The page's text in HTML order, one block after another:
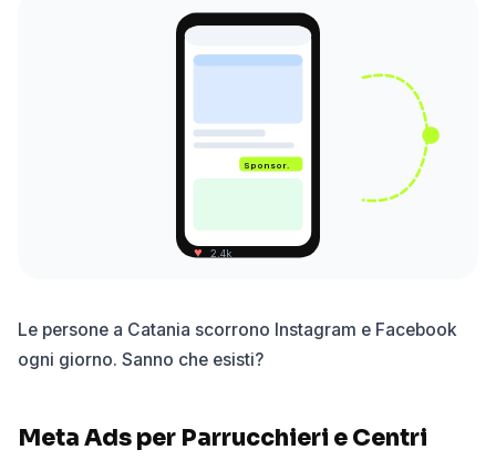
Sponsor.
♥ 2.4k
Le persone a Catania scorrono Instagram e Facebook
ogni giorno. Sanno che esisti?
Meta Ads per Parrucchieri e Centri